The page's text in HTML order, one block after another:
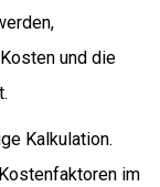
und die
Kalkulation.
im